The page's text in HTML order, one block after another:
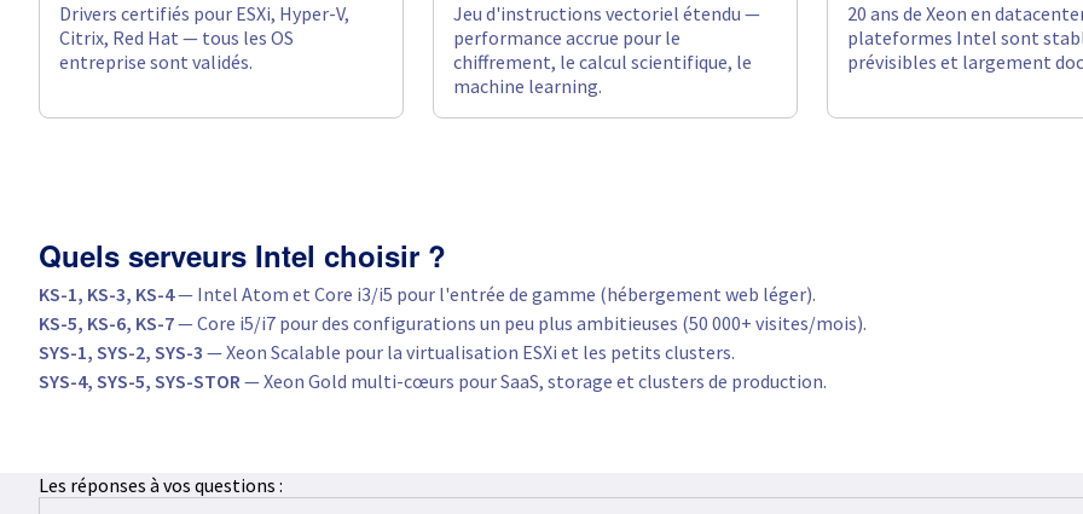
Drivers certifiés pour ESXi, Hyper-V,
Citrix, Red Hat — tous les OS
entreprise sont validés.
Jeu d'instructions vectoriel étendu —
performance accrue pour le
chiffrement, le calcul scientifique, le
machine learning.
20 ans de Xeon en
plateformes Intel sont
prévisibles et largement
Quels serveurs Intel choisir ?
KS-1, KS-3, KS-4— Intel Atom et Core i3/i5 pour l'entrée de gamme (hébergement web léger).
KS-5, KS-6, KS-7— Core i5/i7 pour des configurations un peu plus ambitieuses (50 000+ visites/mois).
SYS-1, SYS-2, SYS-3 — Xeon Scalable pour la virtualisation ESXi et les petits clusters.
SYS-4, SYS-5, SYS-STOR— Xeon Gold multi-cœurs pour SaaS, storage et clusters de production.
Les réponses à vos questions :